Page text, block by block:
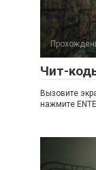
Чит-
Вызовите
нажмите